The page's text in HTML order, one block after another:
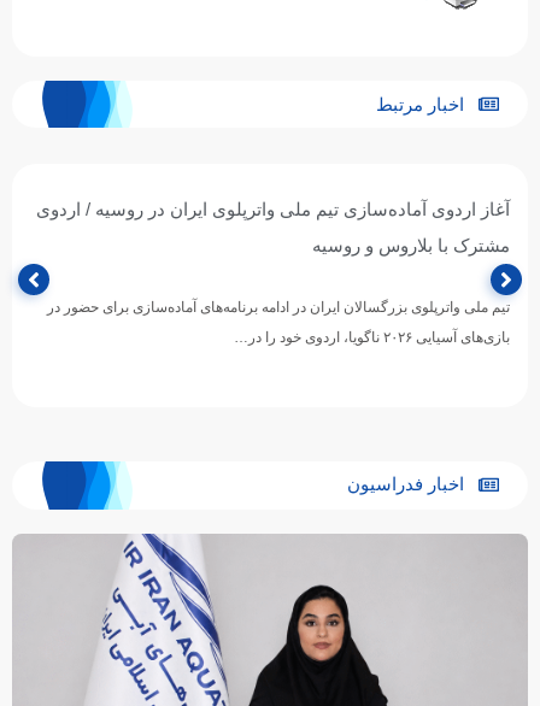
اخبار مرتبط
آغاز اردوی آماده‌سازی تیم ملی واترپلوی ایران در روسیه / اردوی
مشترک با بلاروس و روسیه
تیم ملی واترپلوی بزرگسالان ایران در ادامه برنامه‌های آماده‌سازی برای حضور در
بازی‌های آسیایی ۲۰۲۶ ناگویا، اردوی خود را در…
اخبار فدراسیون